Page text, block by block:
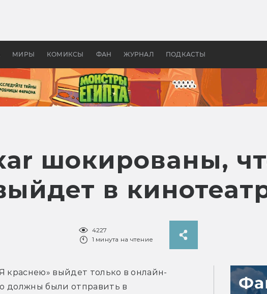
МИРЫ КОМИКСЫ ФАН ЖУРНАЛ ПОДКАСТЫ
в России —
бы «Властелина колец»
шокированы,
в
4227
1 минута на чтение
краснею» выйдет только в онлайн-
должны были отправить в